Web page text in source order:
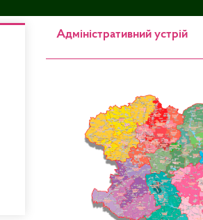
Адміністративний устрій